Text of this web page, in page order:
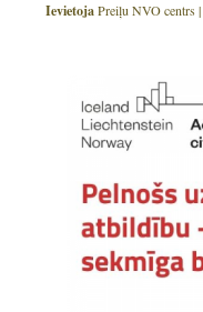
IevietojaPreiļu NVO centrs |